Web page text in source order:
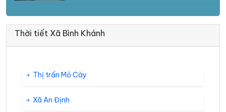
Thời tiết Xã Bình Khánh
Thị trấn Mỏ Cày
Xã An Định